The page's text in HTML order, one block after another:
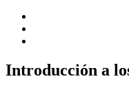
Introducción a